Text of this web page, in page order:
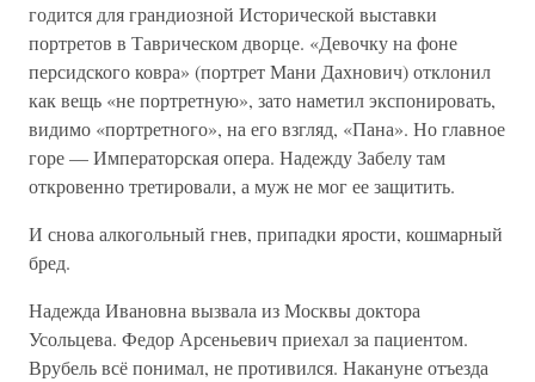
годится для грандиозной Исторической выставки
портретов в Таврическом дворце. «Девочку на фоне
персидского ковра» (портрет Мани Дахнович) отклонил
как вещь «не портретную», зато наметил экспонировать,
видимо «портретного», на его взгляд, «Пана». Но главное
горе — Императорская опера. Надежду Забелу там
откровенно третировали, а муж не мог ее защитить.
И снова алкогольный гнев, припадки ярости, кошмарный
бред.
Надежда Ивановна вызвала из Москвы доктора
Усольцева. Федор Арсеньевич приехал за пациентом.
Врубель всё понимал, не противился. Накануне отъезда